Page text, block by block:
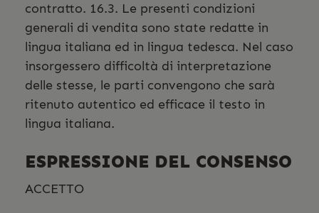
contratto. 16.3. Le presenti condizioni
generali di vendita sono state redatte in
lingua italiana ed in lingua tedesca. Nel caso
insorgessero difficoltà di interpretazione
delle stesse, le parti convengono che sarà
ritenuto autentico ed efficace il testo in
lingua italiana.
ESPRESSIONE DEL CONSENSO
ACCETTO